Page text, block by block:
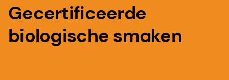
Gecertificeerde
biologische smaken